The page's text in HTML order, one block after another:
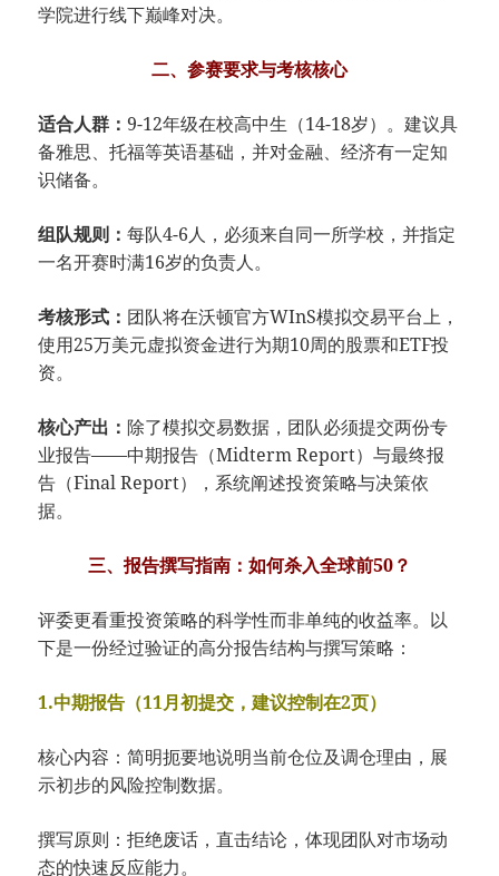
学院进行线下巅峰对决。
二、参赛要求与考核核心
适合人群：9-12年级在校高中生（14-18岁）。建议具
备雅思、托福等英语基础，并对金融、经济有一定知
识储备。
组队规则：每队4-6人，必须来自同一所学校，并指定
一名开赛时满16岁的负责人。
考核形式： 团队将在沃顿官方WInS模拟交易平台上，
使用25万美元虚拟资金进行为期10周的股票和ETF投
资。
核心产出：除了模拟交易数据，团队必须提交两份专
业报告——中期报告（Midterm Report）与最终报
告（Final Report），系统阐述投资策略与决策依
据。
三、报告撰写指南：如何杀入全球前50？
评委更看重投资策略的科学性而非单纯的收益率。以
下是一份经过验证的高分报告结构与撰写策略：
1.中期报告（11月初提交，建议控制在2页）
核心内容：简明扼要地说明当前仓位及调仓理由，展
示初步的风险控制数据。
撰写原则：拒绝废话，直击结论，体现团队对市场动
态的快速反应能力。